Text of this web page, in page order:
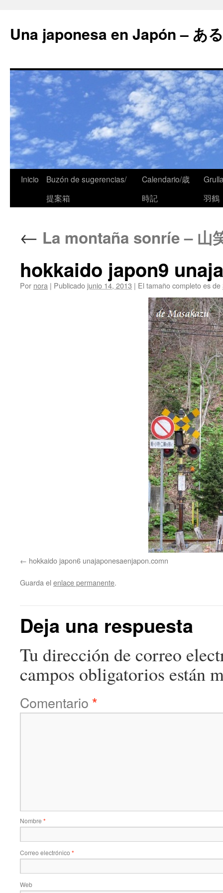
Una japonesa en Japón – あ
Inicio
Buzón de sugerencias/
提案箱
Calendario/歳
時記
羽鶴
← La montaña sonríe – 山
hokkaido japon9
Por nora | Publicado junio 14, 2013 | El tamaño completo es de
hokkaido japon6 unajaponesaenjapon.comn
Guarda el enlace permanente.
Deja una respuesta
Tu dirección de correo
campos obligatorios están
Comentario *
Nombre *
Correo electrónico *
Web